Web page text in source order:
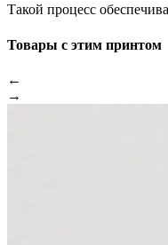
Такой процесс
Товары с этим принтом
←
→